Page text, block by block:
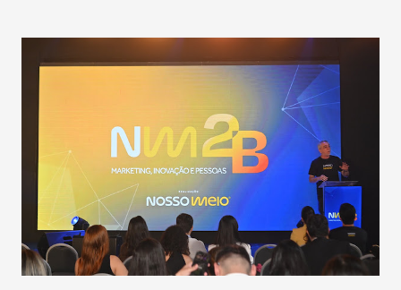
população suspeita e de cuidados com os ambientes
públicos e domiciliares. “Nós não estamos vivendo uma
epidemia comum, como temos em todos os anos, com
aumento de casos de dengue, influenza ou H1N1. Trata-se
de uma epidemia com um vírus diferente, com um poder de
contaminação maior que outros coronavírus”, apontou o
secretário. Segundo ele, é uma epidemia com chance de
contaminação alta, podendo gerar um grande risco à
população e ao sistema de saúde. “Precisamos saber fazer a
estratificação do risco da doença, para não so...